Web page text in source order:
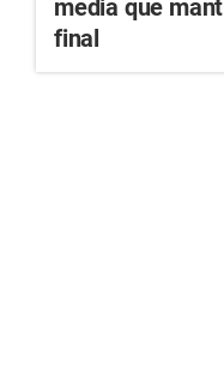
media que
final